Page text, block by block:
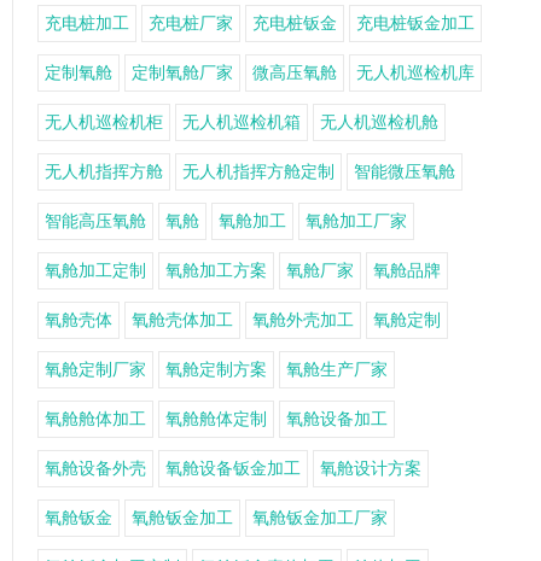
充电桩加工 充电桩厂家 充电桩钣金 充电桩钣金加工
定制氧舱 定制氧舱厂家 微高压氧舱 无人机巡检机库
无人机巡检机柜 无人机巡检机箱 无人机巡检机舱
无人机指挥方舱 无人机指挥方舱定制 智能微压氧舱
智能高压氧舱 氧舱 氧舱加工 氧舱加工厂家
氧舱加工定制 氧舱加工方案 氧舱厂家 氧舱品牌
氧舱壳体 氧舱壳体加工 氧舱外壳加工 氧舱定制
氧舱定制厂家 氧舱定制方案 氧舱生产厂家
氧舱舱体加工 氧舱舱体定制 氧舱设备加工
氧舱设备外壳 氧舱设备钣金加工 氧舱设计方案
氧舱钣金 氧舱钣金加工 氧舱钣金加工厂家